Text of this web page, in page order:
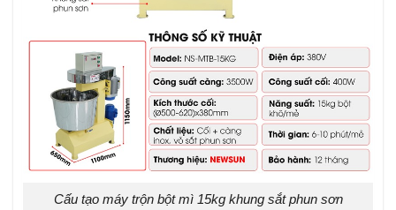
Cấu tạo máy trộn bột mì 15kg khung sắt phun sơn